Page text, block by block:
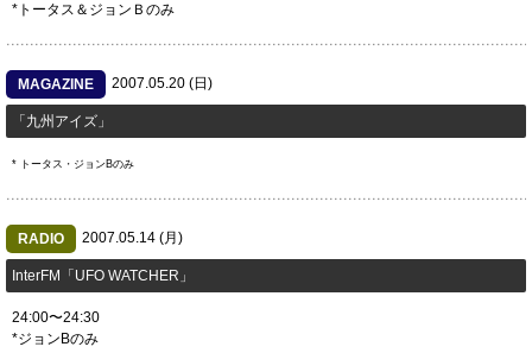
*トータス＆ジョンＢのみ
MAGAZINE 2007.05.20 (日)
「九州アイズ」
* トータス・ジョンBのみ
RADIO 2007.05.14 (月)
InterFM「UFO WATCHER」
24:00〜24:30
*ジョンBのみ